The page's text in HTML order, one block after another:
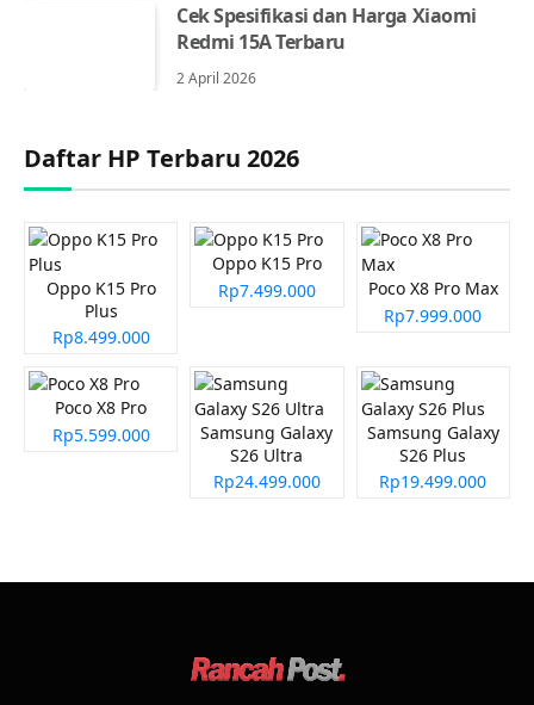
Cek Spesifikasi dan Harga Xiaomi
Redmi 15A Terbaru
2 April 2026
Daftar HP Terbaru 2026
Oppo K15 Pro
Plus
Rp8.499.000
Oppo K15 Pro
Rp7.499.000
Poco X8 Pro Max
Rp7.999.000
Poco X8 Pro
Rp5.599.000
Samsung Galaxy
S26 Ultra
Rp24.499.000
Samsung Galaxy
S26 Plus
Rp19.499.000